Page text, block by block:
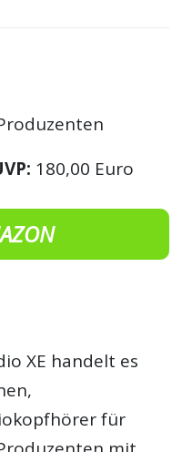
180,00 Euro
XE handelt es
für